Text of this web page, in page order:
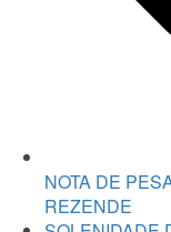
NOTA DE
REZENDE